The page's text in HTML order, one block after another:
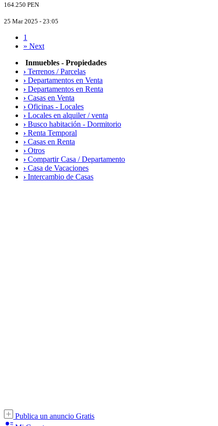
164.250 PEN
25 Mar 2025 - 23:05
1
» Next
Inmuebles - Propiedades
› Terrenos / Parcelas
› Departamentos en Venta
› Departamentos en Renta
› Casas en Venta
› Oficinas - Locales
› Locales en alquiler / venta
› Busco habitación - Dormitorio
› Renta Temporal
› Casas en Renta
› Otros
› Compartir Casa / Departamento
› Casa de Vacaciones
› Intercambio de Casas
Publica un anuncio Gratis